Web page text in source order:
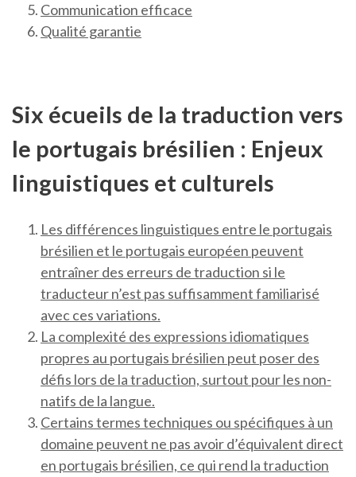
Communication efficace
Qualité garantie
Six écueils de la traduction vers
le portugais brésilien : Enjeux
linguistiques et culturels
Les différences linguistiques entre le portugais
brésilien et le portugais européen peuvent
entraîner des erreurs de traduction si le
traducteur n’est pas suffisamment familiarisé
avec ces variations.
La complexité des expressions idiomatiques
propres au portugais brésilien peut poser des
défis lors de la traduction, surtout pour les non-
natifs de la langue.
Certains termes techniques ou spécifiques à un
domaine peuvent ne pas avoir d’équivalent direct
en portugais brésilien, ce qui rend la traduction